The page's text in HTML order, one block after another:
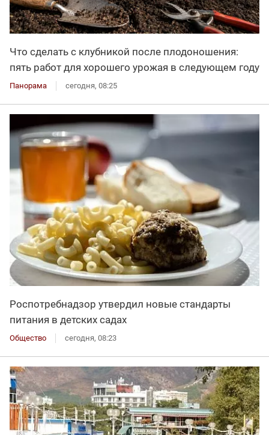
Что сделать с клубникой после плодоношения:
пять работ для хорошего урожая в следующем году
Панорама сегодня, 08:25
Роспотребнадзор утвердил новые стандарты
питания в детских садах
Общество сегодня, 08:23